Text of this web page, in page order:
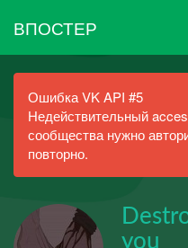
ВПОСТЕР
Ошибка VK API #5
Недействительный
сообщества нужно
повторно.
you